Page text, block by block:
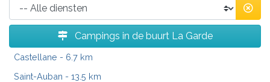
Campings in de buurt La Garde
Castellane - 6.7 km
Saint-Auban - 13.5 km